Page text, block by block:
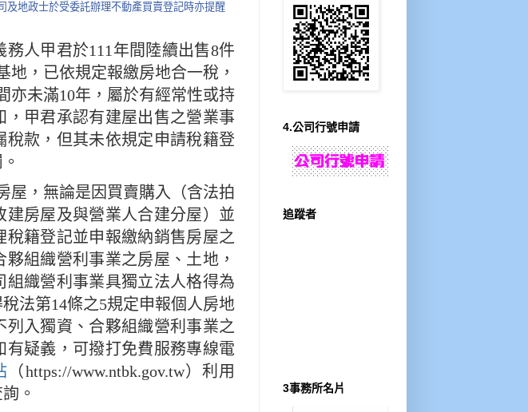
及地政士於受委託辦理不動產買賣登記時亦提醒
人甲君於111年間陸續出售8件
地，已依規定報繳房地合一稅，
亦未滿10年，屬於有經常性或持
甲君承認有建屋出售之營業事
款，但其未依規定申請稅籍登
屋，無論是因買賣購入（含法拍
房屋及與營業人合建分屋）並
籍登記並申報繳納銷售房屋之
組織營利事業之房屋、土地，
織營利事業具獨立法人格得為
法第14條之5規定申報個人房地
列入獨資、合夥組織營利事業之
疑義，可撥打免費服務專線電
（https://www.ntbk.gov.tw）利用
。
4.公司行號申請
追蹤者
3事務所名片